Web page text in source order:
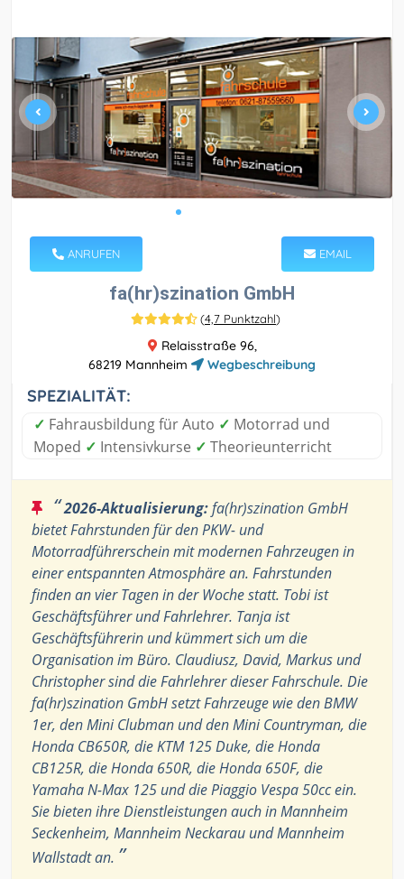
ANRUFEN EMAIL
fa(hr)szination GmbH
(4,7 Punktzahl)
Relaisstraße 96,
68219 Mannheim
Wegbeschreibung
SPEZIALITÄT:
✓ Fahrausbildung für Auto ✓ Motorrad und
Moped ✓ Intensivkurse ✓ Theorieunterricht
“2026-Aktualisierung:fa(hr)szination GmbH
bietet Fahrstunden für den PKW- und
Motorradführerschein mit modernen Fahrzeugen in
einer entspannten Atmosphäre an. Fahrstunden
finden an vier Tagen in der Woche statt. Tobi ist
Geschäftsführer und Fahrlehrer. Tanja ist
Geschäftsführerin und kümmert sich um die
Organisation im Büro. Claudiusz, David, Markus und
Christopher sind die Fahrlehrer dieser Fahrschule. Die
fa(hr)szination GmbH setzt Fahrzeuge wie den BMW
1er, den Mini Clubman und den Mini Countryman, die
Honda CB650R, die KTM 125 Duke, die Honda
CB125R, die Honda 650R, die Honda 650F, die
Yamaha N-Max 125 und die Piaggio Vespa 50cc ein.
Sie bieten ihre Dienstleistungen auch in Mannheim
Seckenheim, Mannheim Neckarau und Mannheim
Wallstadt an. ”